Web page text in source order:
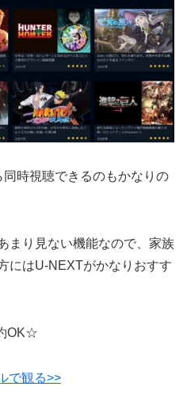
時視聴できるのもかなりの
まり見ない機能なので、家族
にはU-NEXTがかなりおすす
OK☆
で観る>>